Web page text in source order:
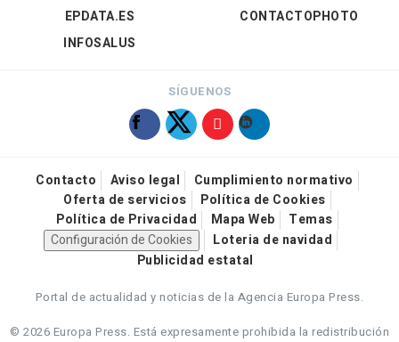
EPDATA.ES
INFOSALUS
CONTACTOPHOTO
SÍGUENOS
Contacto Aviso legal
Cumplimiento normativo
Oferta de servicios
Política de Cookies
Política de Privacidad
Mapa Web
Temas
Configuración de Cookies
Loteria de navidad
Publicidad estatal
Portal de actualidad y noticias de la Agencia Europa Press.
© 2026 Europa Press. Está expresamente prohibida la redistribución